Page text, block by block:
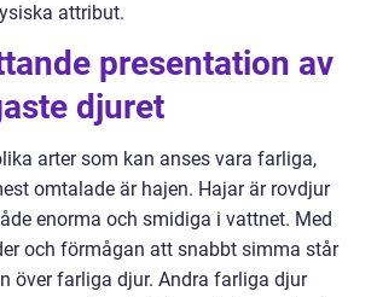
attribut.
presentation av
djuret
arter som kan anses vara farliga,
omtalade är hajen. Hajar är rovdjur
enorma och smidiga i vattnet. Med
och förmågan att snabbt simma står
över farliga djur. Andra farliga djur